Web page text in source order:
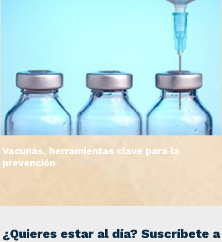
Vacunas, herramientas clave para la
prevención
¿Quieres estar al día? Suscríbete a